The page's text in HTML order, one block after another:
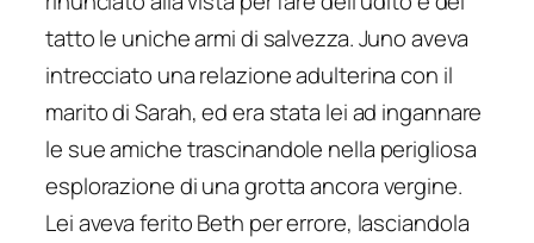
tatto le uniche armi di salvezza. Juno aveva
intrecciato una relazione adulterina con il
marito di Sarah, ed era stata lei ad ingannare
le sue amiche trascinandole nella perigliosa
esplorazione di una grotta ancora vergine.
Lei aveva ferito Beth per errore, lasciandola